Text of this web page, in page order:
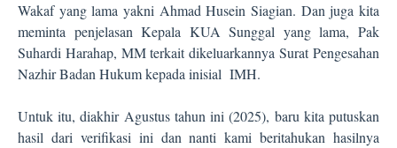
Wakaf yang lama yakni Ahmad Husein Siagian. Dan juga kita
meminta penjelasan Kepala KUA Sunggal yang lama, Pak
Suhardi Harahap, MM terkait dikeluarkannya Surat Pengesahan
Nazhir Badan Hukum kepada inisial IMH.
Untuk itu, diakhir Agustus tahun ini (2025), baru kita putuskan
hasil dari verifikasi ini dan nanti kami beritahukan hasilnya